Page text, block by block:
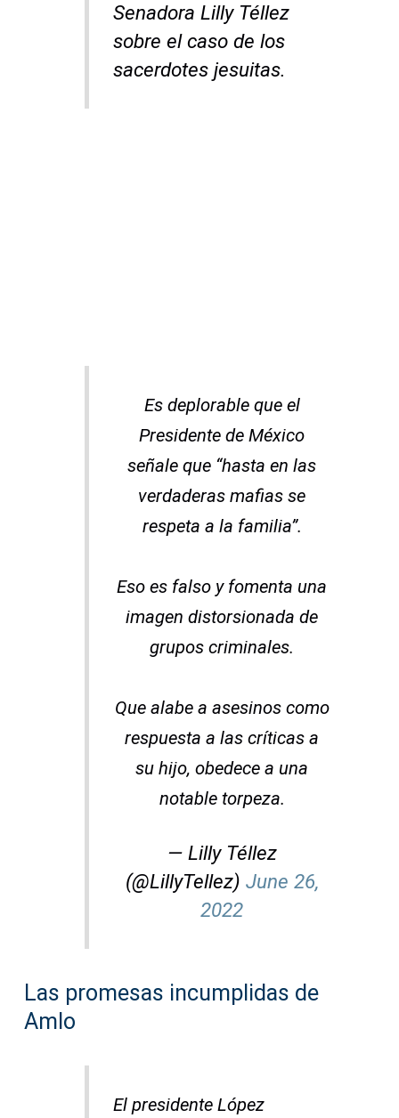
Senadora Lilly Téllez
sobre el caso de los
sacerdotes jesuitas.
Es deplorable que el
Presidente de México
señale que “hasta en las
verdaderas mafias se
respeta a la familia”.
Eso es falso y fomenta una
imagen distorsionada de
grupos criminales.
Que alabe a asesinos como
respuesta a las críticas a
su hijo, obedece a una
notable torpeza.
— Lilly Téllez
(@LillyTellez) June 26,
2022
Las promesas incumplidas de
Amlo
El presidente López